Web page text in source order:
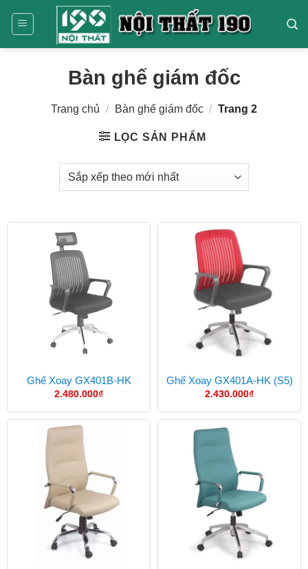
Bàn ghế giám đốc
Trang chủ / Bàn ghế giám đốc / Trang 2
LỌC SẢN PHẨM
Ghế Xoay GX401B-HK
2.480.000₫
Ghế Xoay GX401A-HK (S5)
2.430.000₫